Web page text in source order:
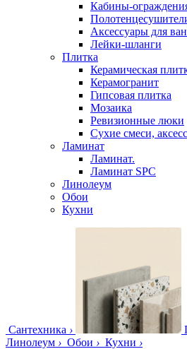
Кабины-
Аксессуары для
Лейки-шланги
Плитка
Керамическая
Керамогранит
Гипсовая плитка
Мозаика
Ревизионные люки
Сухие смеси,
Ламинат
Ламинат.
Ламинат SPC
Линолеум
Обои
Кухни
Сантехника ›
Линолеум › Обои › Кухни ›